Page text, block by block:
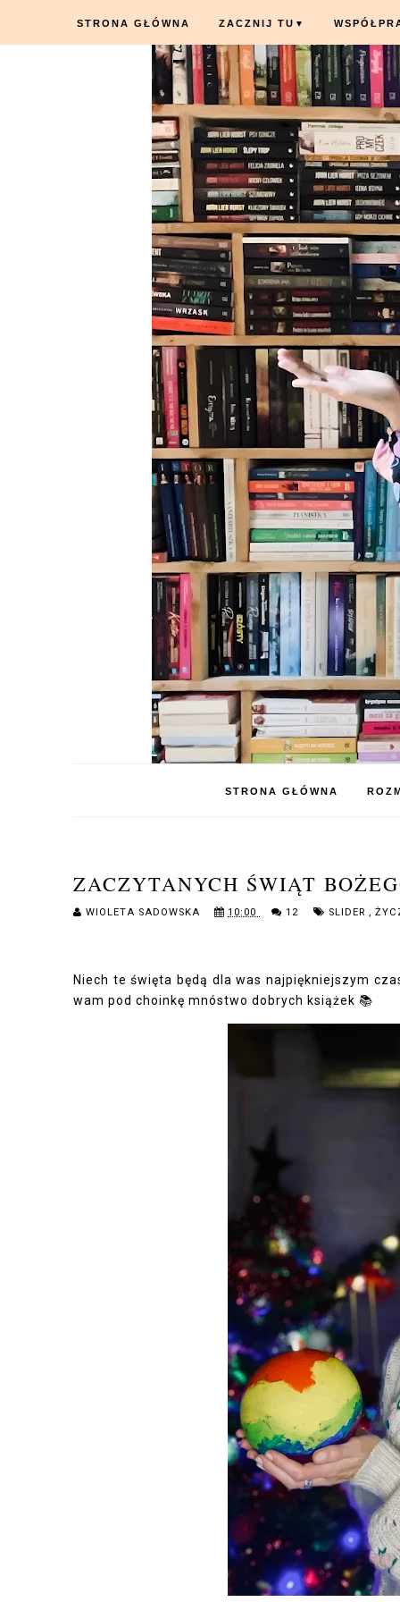
STRONA GŁÓWNA ZACZNIJ TU ▼
STRONA GŁÓWNA
ZACZYTANYCH ŚWIĄT
WIOLETA SADOWSKA 10:00 12 SLIDER ,
Niech te święta będą dla was najpiękniejszym
wam pod choinkę mnóstwo dobrych książek 📚